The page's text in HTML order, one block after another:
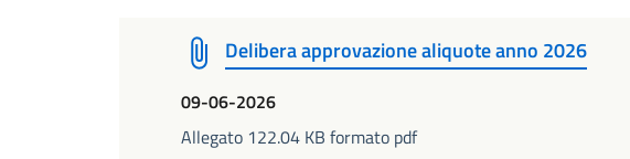
Delibera approvazione aliquote anno 2026
09-06-2026
Allegato 122.04 KB formato pdf